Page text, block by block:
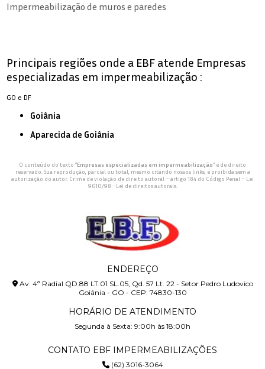
Impermeabilização de muros e paredes
Principais regiões onde a EBF atende Empresas
especializadas em impermeabilização :
GO e DF
Goiânia
Aparecida de Goiânia
O conteúdo do texto "Empresas especializadas em impermeabilização" é de direito
reservado. Sua reprodução, parcial ou total, mesmo citando nossos links, é proibida sem a
autorização do autor. Crime de violação de direito autoral – artigo 184 do Código Penal – Lei
9610/98 - Lei de direitos autorais.
ENDEREÇO
Av. 4ª Radial QD.88 LT.01 SL.05, Qd. 57 Lt. 22 - Setor Pedro Ludovico
Goiânia - GO - CEP: 74830-130
HORÁRIO DE ATENDIMENTO
Segunda à Sexta: 9:00h às 18:00h
CONTATO EBF IMPERMEABILIZAÇÕES
(62) 3016-3064